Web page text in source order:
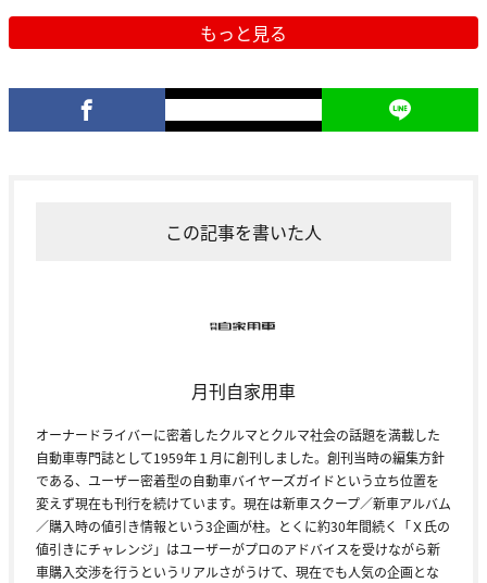
もっと見る
この記事を書いた人
月刊自家用車
オーナードライバーに密着したクルマとクルマ社会の話題を満載した
自動車専門誌として1959年１月に創刊しました。創刊当時の編集方針
である、ユーザー密着型の自動車バイヤーズガイドという立ち位置を
変えず現在も刊行を続けています。現在は新車スクープ／新車アルバム
／購入時の値引き情報という3企画が柱。とくに約30年間続く「Ｘ氏の
値引きにチャレンジ」はユーザーがプロのアドバイスを受けながら新
車購入交渉を行うというリアルさがうけて、現在でも人気の企画とな